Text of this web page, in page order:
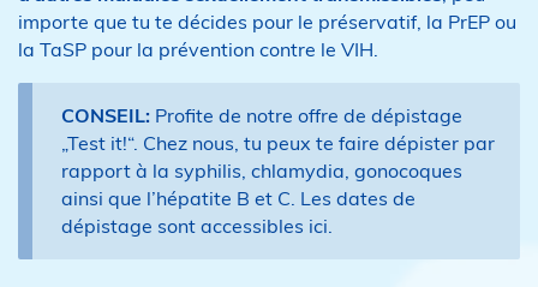
importe que tu te décides pour le préservatif, la PrEP ou
la TaSP pour la prévention contre le VIH.
CONSEIL: Profite de notre offre de dépistage
„Test it!“. Chez nous, tu peux te faire dépister par
rapport à la syphilis, chlamydia, gonocoques
ainsi que l’hépatite B et C. Les dates de
dépistage sont accessibles ici.